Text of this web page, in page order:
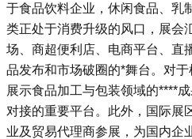
于食品饮料企业，休闲食品、乳
类正处于消费升级的风口，展会
场、商超便利店、电商平台、直
品发布和市场破圈的*舞台。对
展示食品加工与包装领域的****
对接的重要平台。此外，国际展
业及贸易代理商参展，为国内企